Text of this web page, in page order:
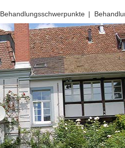
Behandlungsschwerpunkte |